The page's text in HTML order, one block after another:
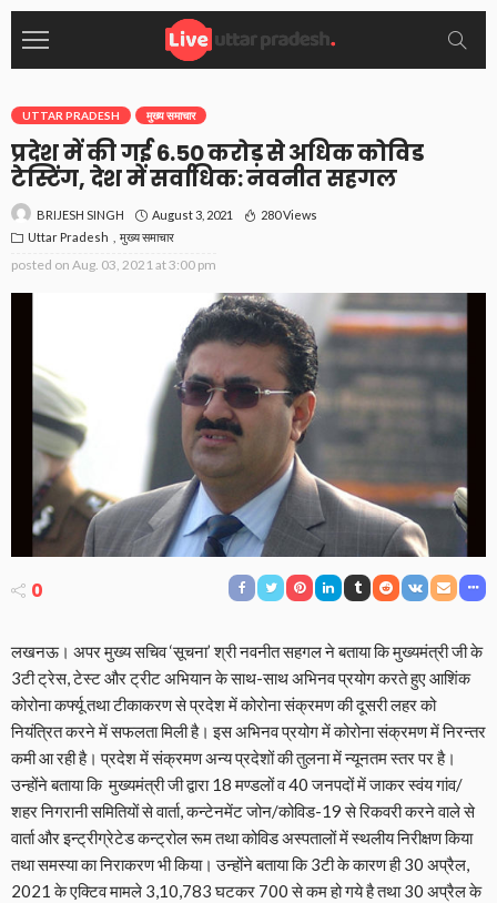
UTTAR PRADESH मुख्य समाचार
प्रदेश में की गई 6.50 करोड़ से अधिक कोविड
टेस्टिंग, देश में सर्वाधिक: नवनीत सहगल
BRIJESH SINGH August 3, 2021
280 Views
Uttar Pradesh
मुख्य समाचार
posted on Aug. 03, 2021 at 3:00 pm
0
लखनऊ। अपर मुख्य सचिव ‘सूचना’ श्री नवनीत सहगल ने बताया कि मुख्यमंत्री जी के
3टी ट्रेस, टेस्ट और ट्रीट अभियान के साथ-साथ अभिनव प्रयोग करते हुए आशिंक
कोरोना कर्फ्यू तथा टीकाकरण से प्रदेश में कोरोना संक्रमण की दूसरी लहर को
नियंत्रित करने में सफलता मिली है। इस अभिनव प्रयोग में कोरोना संक्रमण में निरन्तर
कमी आ रही है। प्रदेश में संक्रमण अन्य प्रदेशों की तुलना में न्यूनतम स्तर पर है।
उन्होंने बताया कि मुख्यमंत्री जी द्वारा 18 मण्डलों व 40 जनपदों में जाकर स्वंय गांव/
शहर निगरानी समितियों से वार्ता, कन्टेनमेंट जोन/कोविड-19 से रिकवरी करने वाले से
वार्ता और इन्ट्रीग्रेटेड कन्ट्रोल रूम तथा कोविड अस्पतालों में स्थलीय निरीक्षण किया
तथा समस्या का निराकरण भी किया। उन्होंने बताया कि 3टी के कारण ही 30 अप्रैल,
2021 के एक्टिव मामले 3,10,783 घटकर 700 से कम हो गये है तथा 30 अप्रैल के